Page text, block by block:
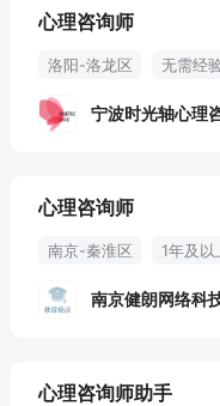
心理咨询师
洛阳-洛龙区 无需经
督导
宁波时光轴心理
心理咨询师
南京-秦淮区 1年及以
教育学
南京健朗网络科
心理咨询师助手